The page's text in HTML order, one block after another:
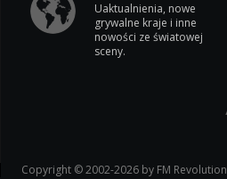
Uaktualnienia, nowe
grywalne kraje i inne
nowości ze światowej
sceny.
Copyright © 2002-2026 by FM Revolution